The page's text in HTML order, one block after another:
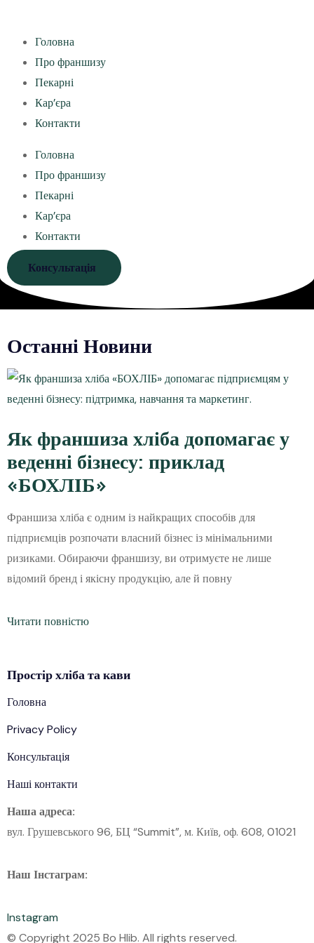
Головна
Про франшизу
Пекарні
Кар’єра
Контакти
Головна
Про франшизу
Пекарні
Кар’єра
Контакти
Консультація
Останні Новини
Як франшиза хліба допомагає у
веденні бізнесу: приклад
«БОХЛІБ»
Франшиза хліба є одним із найкращих способів для
підприємців розпочати власний бізнес із мінімальними
ризиками. Обираючи франшизу, ви отримуєте не лише
відомий бренд і якісну продукцію, але й повну
Читати повністю
Простірхлібата кави
Головна
Privacy Policy
Консультація
Наші контакти
Наша адреса:
вул. Грушевського 96, БЦ “Summit”, м. Київ, оф. 608, 01021
Наш Інстаграм:
Instagram
© Copyright 2025 Bo Hlib. All rights reserved.